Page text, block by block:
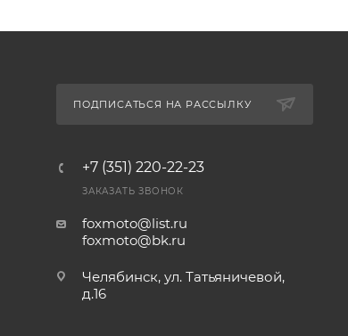
ПОДПИСАТЬСЯ НА РАССЫЛКУ
+7 (351) 220-22-23
ЗАКАЗАТЬ ЗВОНОК
foxmoto@list.ru
foxmoto@bk.ru
Челябинск, ул. Татьяничевой,
д.16